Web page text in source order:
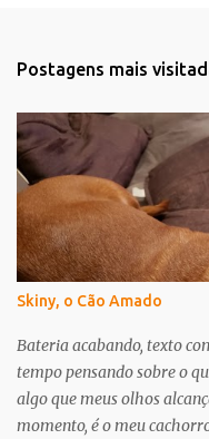
r
i
o
s
Postagens mais
Skiny, o Cão Amado
Bateria acabando, texto
tempo pensando sobre o
algo que meus olhos
momento, é o meu